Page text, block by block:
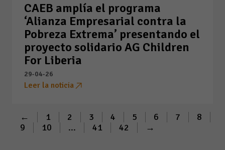
CAEB amplía el programa
‘Alianza Empresarial contra la
Pobreza Extrema’ presentando el
proyecto solidario AG Children
For Liberia
29-04-26
Leer la noticia
← 1 2 3 4 5 6 7
8
9
10 ... 41 42 →